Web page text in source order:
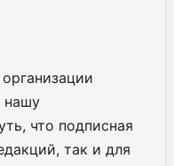
нашу
что подписная
так и для